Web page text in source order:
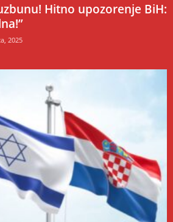
Hitno upozorenje BiH:
2025